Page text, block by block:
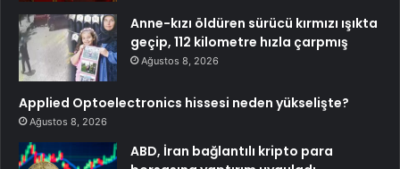
Anne-kızı öldüren sürücü kırmızı ışıkta
geçip, 112 kilometre hızla çarpmış
Ağustos 8, 2026
Applied Optoelectronics hissesi neden yükselişte?
Ağustos 8, 2026
ABD, İran bağlantılı kripto para